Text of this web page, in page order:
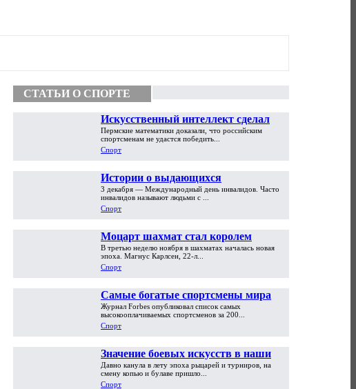
СТАТЬИ О СПОРТЕ
Искусственный интеллект сделал
прогноз побед на ОИ 2014 года
Пермские математики доказали, что российским
спортсменам не удастся победить...
Спорт
Истории о выдающихся
спортсменах-инвалидах
3 декабря — Международный день инвалидов. Часто
инвалидов называют людьми с ...
Спорт
Моцарт шахмат стал королем
В третью неделю ноября в шахматах началась новая
эпоха. Магнус Карлсен, 22-л...
Спорт
Самые богатые спортсмены мира
Журнал Forbes опубликовал список самых
высокооплачиваемых спортсменов за 200...
Спорт
Значение боевых искусств в наши
дни
Давно канула в лету эпоха рыцарей и турниров, на
смену копью и булаве пришло...
Спорт